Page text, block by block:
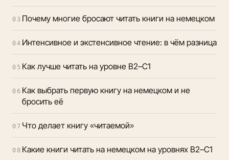
03 Почему многие бросают читать книги на немецком
04 Интенсивное и экстенсивное чтение: в чём разница
05 Как лучше читать на уровне B2–C1
06 Как выбрать первую книгу на немецком и не
бросить её
07 Что делает книгу «читаемой»
08 Какие книги читать на немецком на уровнях B2–C1